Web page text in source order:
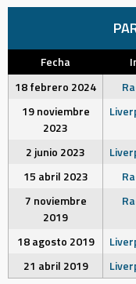
Fecha
18 febrero 2024
19 noviembre
2023
2 junio 2023
15 abril 2023
7 noviembre
2019
18 agosto 2019
21 abril 2019